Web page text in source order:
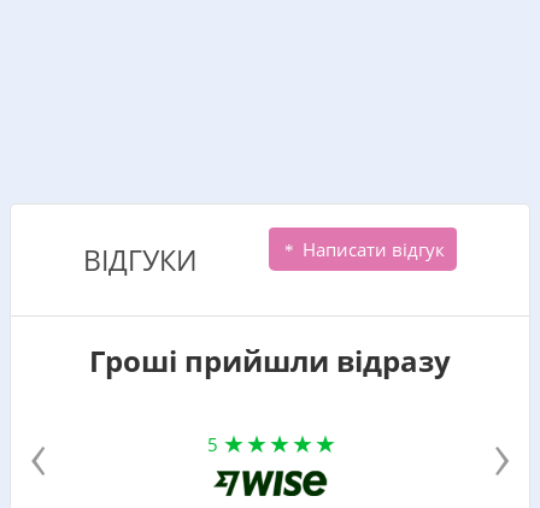
ВІДГУКИ Написати відгук
Гроші прийшли відразу
5
‹ ›